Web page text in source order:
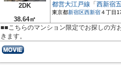
2DK
38.64㎡
都営大江戸線 「 西新宿
東京都新宿区西新宿４丁目
■■こちらのマンション限定でお探しの方
きます。